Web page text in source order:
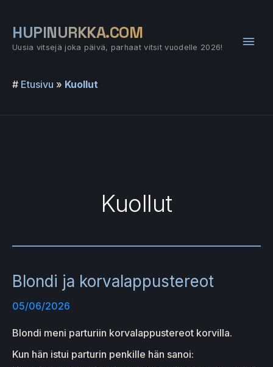
sisältöön
HUPINURKKA.COM
Uusia vitsejä joka päivä, parhaat vitsit vuodelle 2026!
# Etusivu » Kuollut
Kuollut
Blondi ja korvalappustereot
05/06/2026
Blondi meni parturiin korvalappustereot korvilla.
Kun hän istui parturin penkille hän sanoi: